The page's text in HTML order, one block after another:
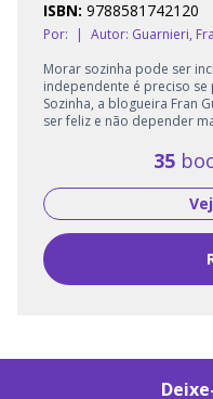
ISBN: 9788581742120
Por: | Autor: Guarnieri,
Morar sozinha pode ser
independente é preciso
Sozinha, a blogueira Fran
ser feliz e não depender
35